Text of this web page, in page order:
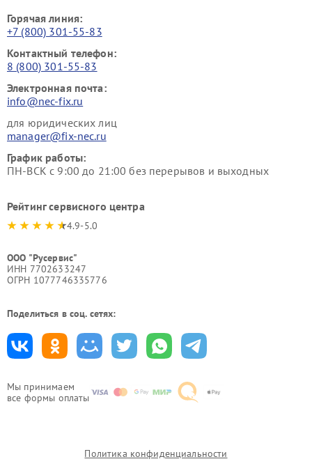
Мы принимаем
все формы оплаты
Горячая линия:
+7 (800) 301-55-83
Контактный телефон:
8 (800) 301-55-83
Электронная почта:
info@nec-fix.ru
для юридических лиц
manager@fix-nec.ru
График работы:
ПН-ВСК с 9:00 до 21:00 без перерывов и выходных
Рейтинг сервисного центра
4.9-5.0
ООО "Русервис"
ИНН 7702633247
ОГРН 1077746335776
Поделиться в соц. сетях:
Политика конфиденциальности